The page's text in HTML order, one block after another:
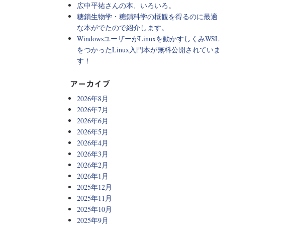
広中平祐さんの本、いろいろ。
糖鎖生物学・糖鎖科学の概観を得るのに最適
な本がでたので紹介します。
WindowsユーザーがLinuxを動かすしくみWSL
をつかったLinux入門本が無料公開されていま
す！
アーカイブ
2026年8月
2026年7月
2026年6月
2026年5月
2026年4月
2026年3月
2026年2月
2026年1月
2025年12月
2025年11月
2025年10月
2025年9月